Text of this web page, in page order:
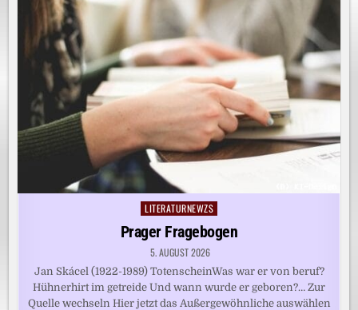
Posted
LITERATURNEWZS
Prager Fragebogen
5. AUGUST 2026
Jan Skácel (1922-1989) TotenscheinWas war er von beruf?
Hühnerhirt im getreide Und wann wurde er geboren?… Zur
Quelle wechseln Hier jetzt das Außergewöhnliche auswählen